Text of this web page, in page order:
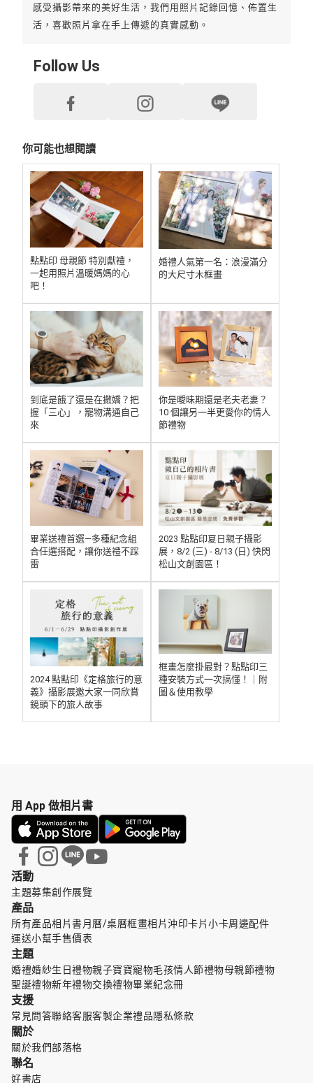
感受攝影帶來的美好生活，我們用照片記錄回憶、佈置生
活，喜歡照片拿在手上傳遞的真實感動。
Follow Us
你可能也想閱讀
點點印 母親節 特別獻禮，
一起用照片溫暖媽媽的心
吧！
婚禮人氣第一名：浪漫滿分
的大尺寸木框畫
到底是餓了還是在撒嬌？把
握「三心」，寵物溝通自己
來
你是曖昧期還是老夫老妻？
10 個讓另一半更愛你的情人
節禮物
畢業送禮首選—多種紀念組
合任選搭配，讓你送禮不踩
雷
2023 點點印夏日親子攝影
展，8/2 (三) - 8/13 (日) 快閃
松山文創園區！
2024 點點印《定格旅行的意
義》攝影展邀大家一同欣賞
鏡頭下的旅人故事
框畫怎麼掛最對？點點印三
種安裝方式一次搞懂！｜附
圖＆使用教學
活動
主題募集創作展覽
產品
所有產品相片書月曆/桌曆框畫相片沖印卡片小卡周邊配件
運送小幫手售價表
主題
婚禮婚紗生日禮物親子寶寶寵物毛孩情人節禮物母親節禮物
聖誕禮物新年禮物交換禮物畢業紀念冊
支援
常見問答聯絡客服客製企業禮品隱私條款
關於
關於我們部落格
聯名
好書店
用 App 做相片書